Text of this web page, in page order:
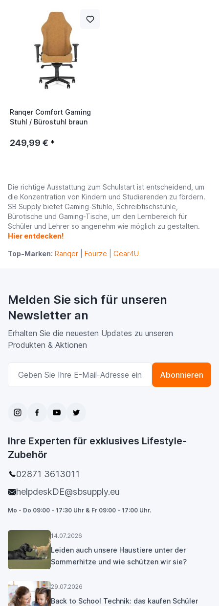
Ranqer Comfort Gaming
Stuhl / Bürostuhl braun
249,99 € *
Die richtige Ausstattung zum Schulstart ist entscheidend, um
die Konzentration von Kindern und Studierenden zu fördern.
SB Supply bietet Gaming-Stühle, Schreibtischstühle,
Bürotische und Gaming-Tische, um den Lernbereich für
Schüler und Lehrer so angenehm wie möglich zu gestalten.
Hier entdecken!
Top-Marken: Ranqer Fourze Gear4U
Melden Sie sich für unseren
Newsletter an
Erhalten Sie die neuesten Updates zu unseren
Produkten & Aktionen
E-Mailadresse
Abonnieren
Ihre Experten für exklusives Lifestyle-
Zubehör
02871 3613011
helpdeskDE@sbsupply.eu
Mo - Do 09:00 - 17:30 Uhr & Fr 09:00 - 17:00 Uhr.
14.07.2026
Leiden auch unsere Haustiere unter der
Sommerhitze und wie schützen wir sie?
29.07.2026
Back to School Technik: das kaufen Schüler